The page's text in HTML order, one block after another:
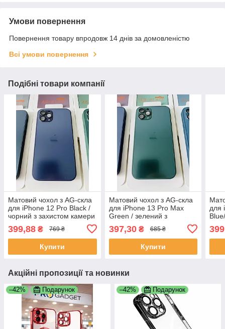
Умови повернення
Повернення товару впродовж 14 днів за домовленістю
Всі умови повернення
Подібні товари компанії
Матовий чохол з AG-скла
для iPhone 12 Pro Black /
чорний з захистом камери
| Проти відбитків | TPU +
загартоване скло
399,88 ₴ 769 ₴
Купити
Матовий чохол з AG-скла
для iPhone 13 Pro Max
Green / зелений з
захистом камери | Проти
відбитків | TPU +
загартоване скло
397,30₴ 685 ₴
Купити
для
TPU
Акційні пропозиції та новинки
–42% Подарунок –42% Подарунок